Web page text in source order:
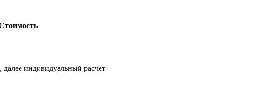
далее индивидуальный расчет